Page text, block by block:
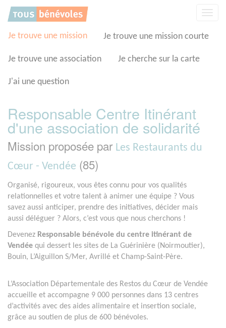
Je trouve une mission Je trouve une mission courte
Je trouve une association Je cherche sur la carte
J'ai une question
Responsable Centre Itinérant
d'une association de solidarité
Mission proposée par Les Restaurants du
Cœur - Vendée (85)
Organisé, rigoureux, vous êtes connu pour vos qualités
relationnelles et votre talent à animer une équipe ? Vous
savez aussi anticiper, prendre des initiatives, décider mais
aussi déléguer ? Alors, c’est vous que nous cherchons !
Devenez Responsable bénévole du centre itinérant de
Vendée qui dessert les sites de La Guérinière (Noirmoutier),
Bouin, L’Aiguillon S/Mer, Avrillé et Champ-Saint-Père.
L’Association Départementale des Restos du Cœur de Vendée
accueille et accompagne 9 000 personnes dans 13 centres
d’activités avec des aides alimentaire et insertion sociale,
grâce au soutien de plus de 600 bénévoles.
Panneau de gestion des cookies